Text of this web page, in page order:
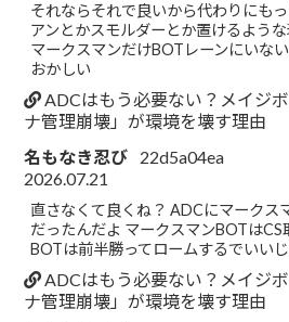
それならそれで良いから代わりにも
アンとかスモルダーとか置けるよう
マークスマンだけBOTレーンにいな
おかしい
ADCはもう必要ない？メイジ
ナ管理崩壊」が環境を壊す理由
名もなき忍び
22d5a04ea
2026.07.21
直さなくて良くね？ ADCにマークス
だったんだよ マークスマンBOTはCS
BOTは前半勝ってロームするでいい
ADCはもう必要ない？メイジ
ナ管理崩壊」が環境を壊す理由